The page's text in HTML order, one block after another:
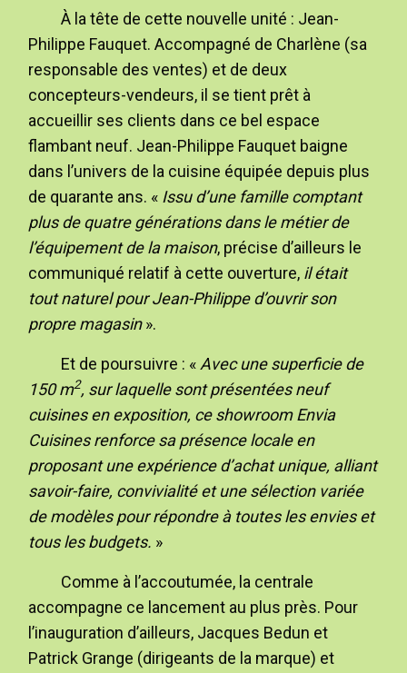
À la tête de cette nouvelle unité : Jean-
Philippe Fauquet. Accompagné de Charlène (sa
responsable des ventes) et de deux
concepteurs-vendeurs, il se tient prêt à
accueillir ses clients dans ce bel espace
flambant neuf. Jean-Philippe Fauquet baigne
dans l’univers de la cuisine équipée depuis plus
de quarante ans. « Issu d’une famille comptant
plus de quatre générations dans le métier de
l’équipement de la maison, précise d’ailleurs le
communiqué relatif à cette ouverture, il était
tout naturel pour Jean-Philippe d’ouvrir son
propre magasin».
Et de poursuivre : «Avec une superficie de
150 m2, sur laquelle sont présentées neuf
cuisines en exposition, ce showroom Envia
Cuisines renforce sa présence locale en
proposant une expérience d’achat unique, alliant
savoir-faire, convivialité et une sélection variée
de modèles pour répondre à toutes les envies et
tous les budgets. »
Comme à l’accoutumée, la centrale
accompagne ce lancement au plus près. Pour
l’inauguration d’ailleurs, Jacques Bedun et
Patrick Grange (dirigeants de la marque) et